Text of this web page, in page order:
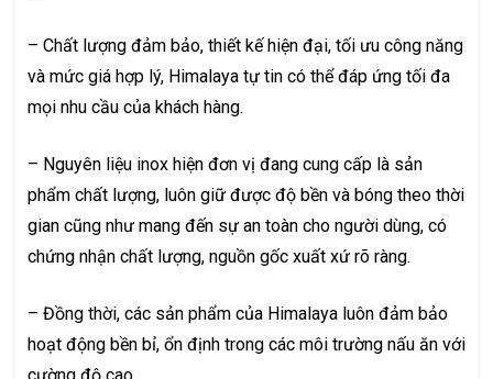
– Chất lượng đảm bảo, thiết kế hiện đại, tối ưu công năng
và mức giá hợp lý, Himalaya tự tin có thể đáp ứng tối đa
mọi nhu cầu của khách hàng.
– Nguyên liệu inox hiện đơn vị đang cung cấp là sản
phẩm chất lượng, luôn giữ được độ bền và bóng theo thời
gian cũng như mang đến sự an toàn cho người dùng, có
chứng nhận chất lượng, nguồn gốc xuất xứ rõ ràng.
– Đồng thời, các sản phẩm của Himalaya luôn đảm bảo
hoạt động bền bỉ, ổn định trong các môi trường nấu ăn với